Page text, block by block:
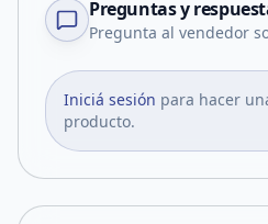
Preguntas y
Pregunta al vendedor
Iniciá sesión para hacer
producto.